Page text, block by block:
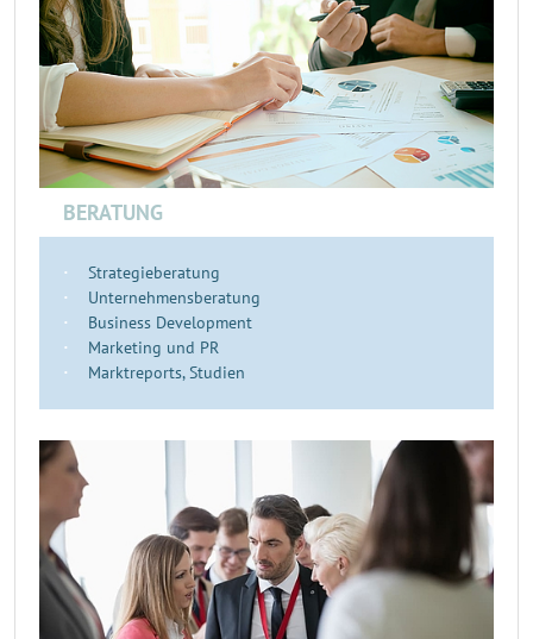
BERATUNG
Strategieberatung
Unternehmensberatung
Business Development
Marketing und PR
Marktreports, Studien